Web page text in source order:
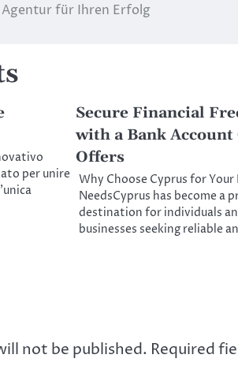
Agentur für Ihren Erfolg
per unire
Secure Financial
with a Bank Account
Offers
Why Choose Cyprus for Your
NeedsCyprus has become a
destination for individuals
businesses seeking reliable
not be published. Required